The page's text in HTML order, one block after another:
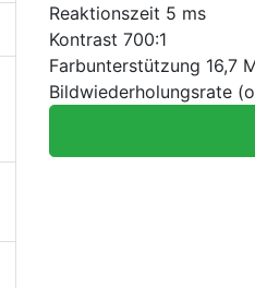
Reaktionszeit 5 ms
Kontrast 700:1
Farbunterstützung 16,7
Bildwiederholungsrate